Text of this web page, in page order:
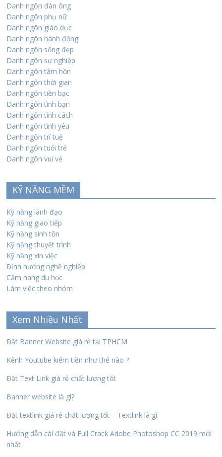
Danh ngôn đàn ông
Danh ngôn phụ nữ
Danh ngôn giáo dục
Danh ngôn hành động
Danh ngôn sống đẹp
Danh ngôn sự nghiệp
Danh ngôn tâm hồn
Danh ngôn thời gian
Danh ngôn tiền bạc
Danh ngôn tình bạn
Danh ngôn tính cách
Danh ngôn tình yêu
Danh ngôn trí tuệ
Danh ngôn tuổi trẻ
Danh ngôn vui vẻ
KỸ NĂNG MỀM
Kỹ năng lãnh đạo
Kỹ năng giao tiếp
Kỹ năng sinh tồn
Kỹ năng thuyết trình
Kỹ năng xin việc
Định hướng nghề nghiệp
Cẩm nang du học
Làm việc theo nhóm
Xem Nhiều Nhất
Đặt Banner Website giá rẻ tại TPHCM
Kênh Youtube kiếm tiền như thế nào ?
Đặt Text Link giá rẻ chất lượng tốt
Banner website là gì?
Đặt textlink giá rẻ chất lượng tốt – Textlink là gì
Hướng dẫn cài đặt và Full Crack Adobe Photoshop CC 2019 mới
nhất